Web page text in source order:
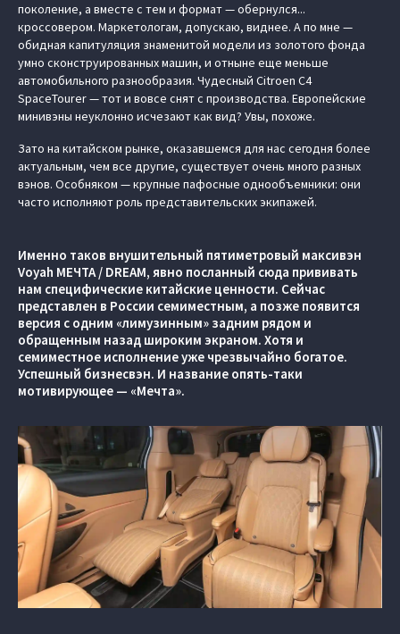
поколение, а вместе с тем и формат — обернулся...
кроссовером. Маркетологам, допускаю, виднее. А по мне —
обидная капитуляция знаменитой модели из золотого фонда
умно сконструированных машин, и отныне еще меньше
автомобильного разнообразия. Чудесный Citroen C4
SpaceTourer — тот и вовсе снят с производства. Европейские
минивэны неуклонно исчезают как вид? Увы, похоже.
Зато на китайском рынке, оказавшемся для нас сегодня более
актуальным, чем все другие, существует очень много разных
вэнов. Особняком — крупные пафосные однообъемники: они
часто исполняют роль представительских экипажей.
Именно таков внушительный пятиметровый максивэн
Voyah МЕЧТА / DREAM, явно посланный сюда прививать
нам специфические китайские ценности. Сейчас
представлен в России семиместным, а позже появится
версия с одним «лимузинным» задним рядом и
обращенным назад широким экраном. Хотя и
семиместное исполнение уже чрезвычайно богатое.
Успешный бизнесвэн. И название опять-таки
мотивирующее — «Мечта».